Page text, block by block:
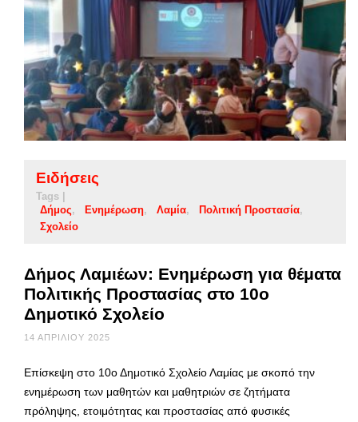
Ειδήσεις
Tags |
Δήμος
Ενημέρωση Λαμία
Πολιτική Προστασία
Σχολείο
Δήμος Λαμιέων: Ενημέρωση για θέματα
Πολιτικής Προστασίας στο 10ο
Δημοτικό Σχολείο
14 ΑΠΡΙΛΊΟΥ 2025
Επίσκεψη στο 10ο Δημοτικό Σχολείο Λαμίας με σκοπό την
ενημέρωση των μαθητών και μαθητριών σε ζητήματα
πρόληψης, ετοιμότητας και προστασίας από φυσικές